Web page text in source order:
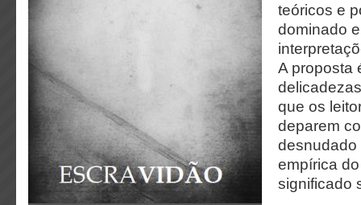
teóricos e
dominado
A proposta
que os
deparem
desnudado
empírica
significado